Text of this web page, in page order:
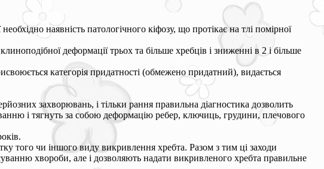
наявність патологічного кіфозу, що протікає на тлі помірної
деформації трьох та більше хребців і зниженні в 2 і більше
категорія придатності (обмежено придатний), видається
захворювань, і тільки рання правильна діагностика дозволить
і тягнуть за собою деформацію ребер, ключиць, грудини, плечового
того чи іншого виду викривлення хребта. Разом з тим ці заходи
хвороби, але і дозволяють надати викривленого хребта правильне